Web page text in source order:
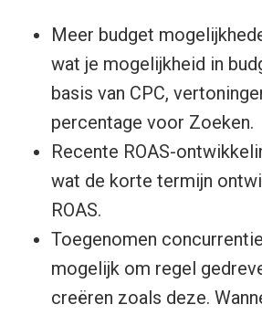
Meer budget
wat je mogelijkheid in
basis van CPC,
percentage voor Zoeken.
Recente ROAS-
wat de korte termijn
ROAS.
Toegenomen
mogelijk om regel
creëren zoals deze.